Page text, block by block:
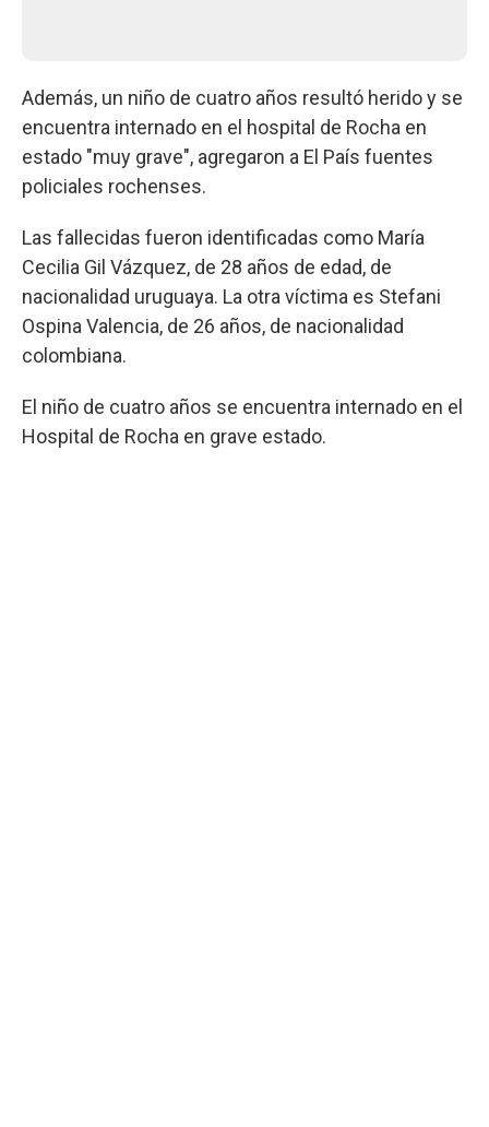
Además, un niño de cuatro años resultó herido y se
encuentra internado en el hospital de Rocha en
estado "muy grave", agregaron a El País fuentes
policiales rochenses.
Las fallecidas fueron identificadas como María
Cecilia Gil Vázquez, de 28 años de edad, de
nacionalidad uruguaya. La otra víctima es Stefani
Ospina Valencia, de 26 años, de nacionalidad
colombiana.
El niño de cuatro años se encuentra internado en el
Hospital de Rocha en grave estado.